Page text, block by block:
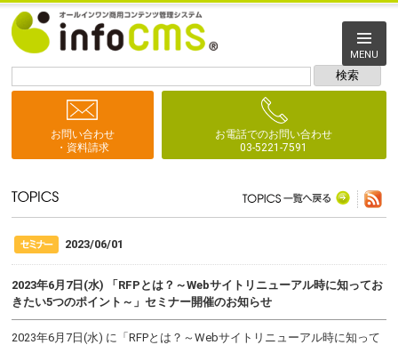
MENU
お問い合わせ
・資料請求
お電話でのお問い合わせ
03-5221-7591
2023/06/01
2023年6月7日(水) 「RFPとは？～Webサイトリニューアル時に知ってお
きたい5つのポイント～」セミナー開催のお知らせ
2023年6月7日(水) に「RFPとは？～Webサイトリニューアル時に知って